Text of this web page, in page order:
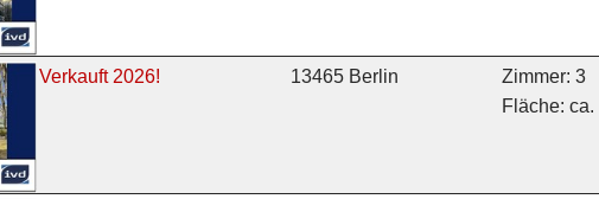
Verkauft 2026! 13465 Berlin
Zimmer: 3
Fläche: ca.